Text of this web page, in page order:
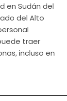
en Sudán del
del Alto
traer
incluso en